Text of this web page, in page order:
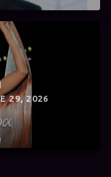
29, 2026